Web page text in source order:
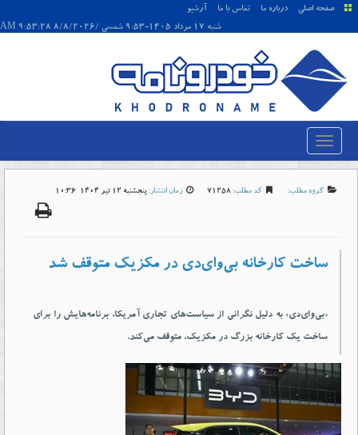
صفحه اصلی درباره ما تماس با ما
آرشیو
شنبه 17 مرداد 1405-9:53 شمسی /8/8/2026 9:53:28 AM
گروه مطلب: کد مطلب: 71258 زمان انتشار: پنجشنبه 12 تير 1404-10:36
ساخت کارخانه بی‌وای‌دی در مکزیک متوقف شد
«بی‌وای‌دی» به دلیل نگرانی از سیاست‌های تجاری آمریکا، برنامه‌هایش را برای
ساخت یک کارخانه بزرگ در مکزیک، متوقف می‌کند.